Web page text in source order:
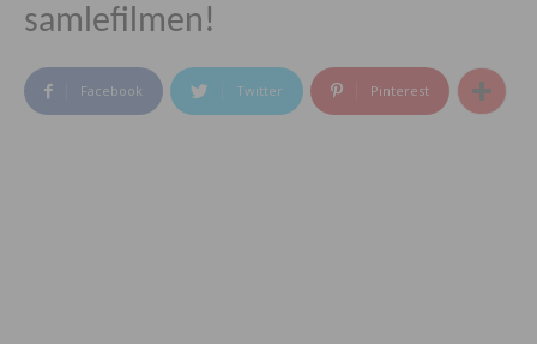
samlefilmen!
Facebook Twitter Pinterest